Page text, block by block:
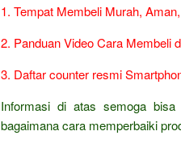
1. Tempat Membeli Murah,
2. Panduan Video Cara Membeli
3. Daftar counter resmi
Informasi di atas semoga
bagaimana cara memperbaiki